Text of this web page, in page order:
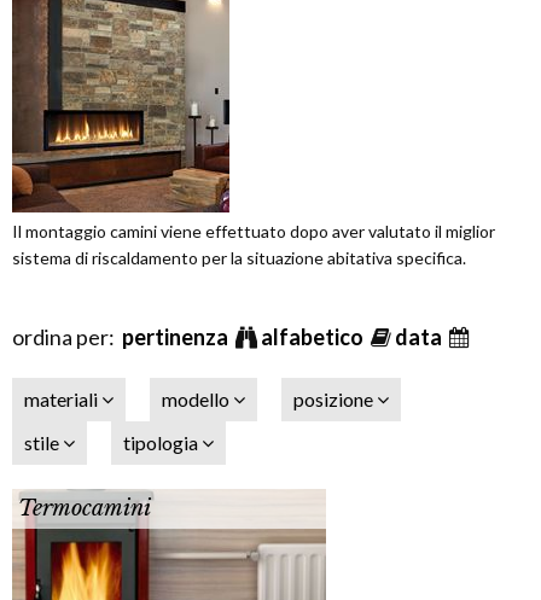
Il montaggio camini viene effettuato dopo aver valutato il miglior
sistema di riscaldamento per la situazione abitativa specifica.
ordina per: pertinenza alfabetico data
materiali modello
posizione
stile
tipologia
Termocamini